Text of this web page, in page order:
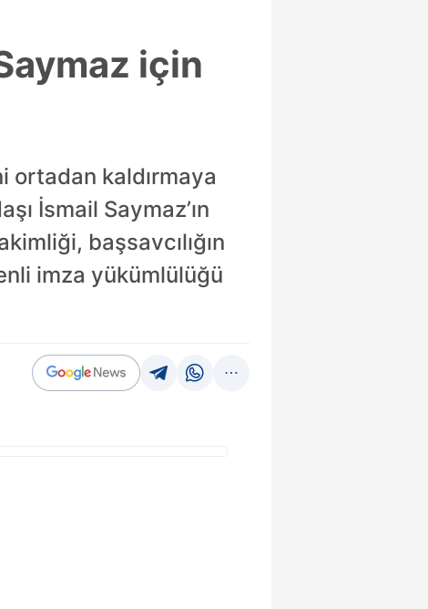
için
ortadan kaldırmaya
İsmail Saymaz’ın
başsavcılığın
imza yükümlülüğü